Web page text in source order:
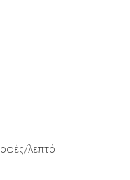
λεπτό